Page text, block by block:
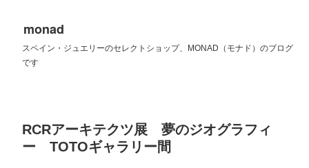
monad
スペイン・ジュエリーのセレクトショップ、MONAD（モナド）のブログ
です
RCRアーキテクツ展 夢のジオグラフィ
ー TOTOギャラリー間